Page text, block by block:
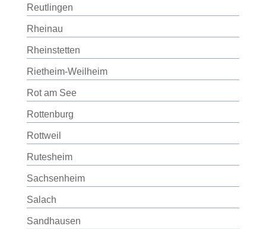
Reutlingen
Rheinau
Rheinstetten
Rietheim-Weilheim
Rot am See
Rottenburg
Rottweil
Rutesheim
Sachsenheim
Salach
Sandhausen